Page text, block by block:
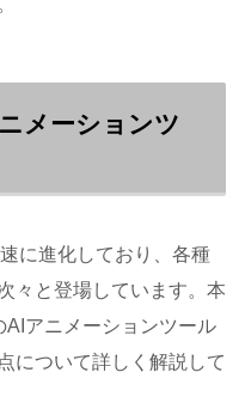
メーションツ
に進化しており、各種
々と登場しています。本
アニメーションツール
について詳しく解説して